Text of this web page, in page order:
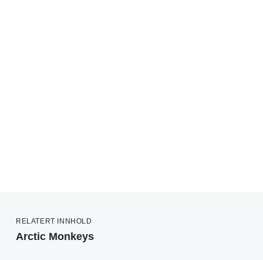
RELATERT INNHOLD
Arctic Monkeys